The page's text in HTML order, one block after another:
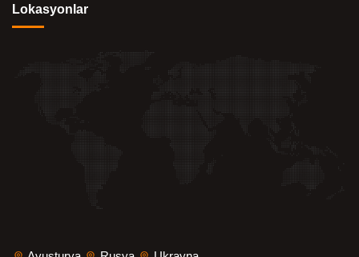
Lokasyonlar